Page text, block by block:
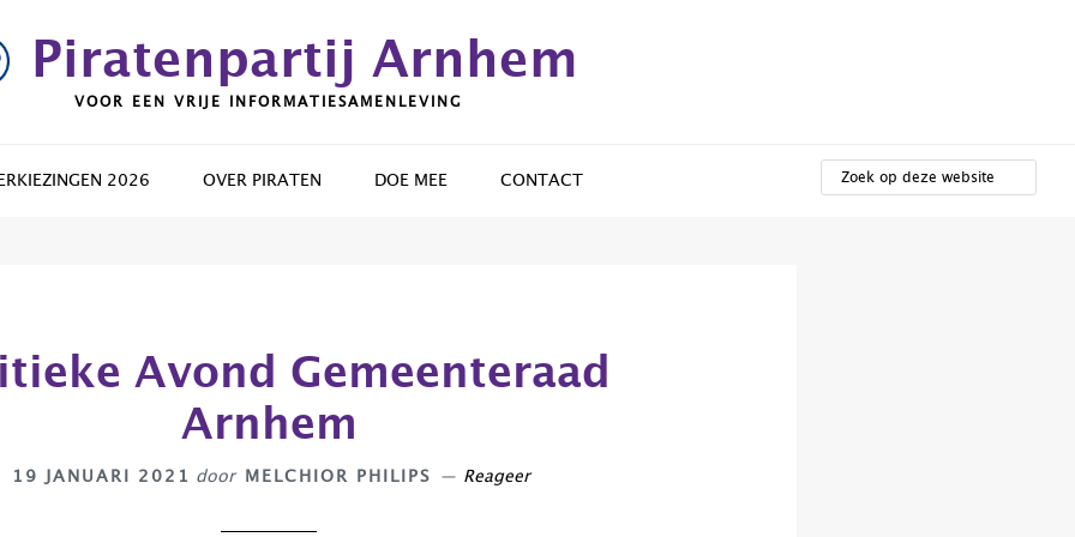
Piratenpartij Arnhem
VOOR EEN VRIJE INFORMATIESAMENLEVING
2026 OVER PIRATEN DOE MEE CONTACT
OP
DEZE
Avond Gemeenteraad
Arnhem
19 JANUARI 2021 door MELCHIOR PHILIPS Reageer